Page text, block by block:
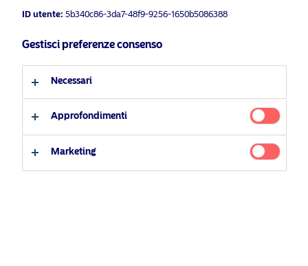
Italiano
Profilo investitore
Investitore privato
Scopri di più
ID utente: 5b340c86-3da7-48f9-9256-1650b5086388
Gestisci preferenze consenso
Necessari
Approfondimenti
Marketing